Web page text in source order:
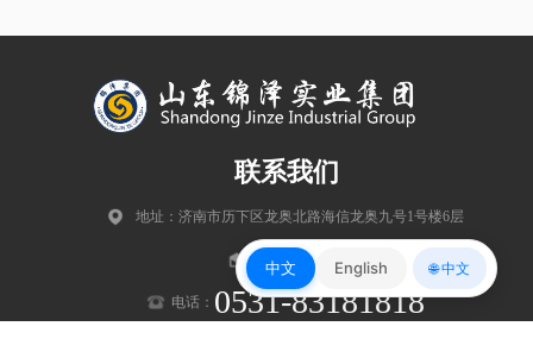
联系我们
地址：济南市历下区龙奥北路海信龙奥九号1号楼6层
邮编：250102
电话： 0531-83181818
中文 English 🌐 中文